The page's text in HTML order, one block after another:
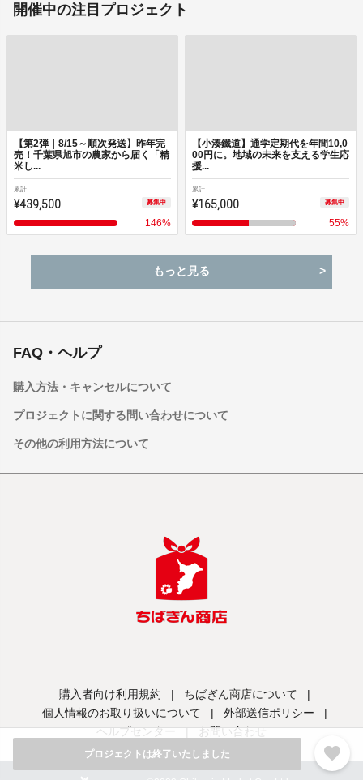
プロジェクトは終了いたしました favorite
開催中の注目プロジェクト
【第2弾｜8/15～順次発送】昨年完
売！千葉県旭市の農家から届く「精
米し...
累計
¥439,500 募集中
146%
【小湊鐵道】通学定期代を年間10,0
00円に。地域の未来を支える学生応
援...
累計
¥165,000 募集中
55%
もっと見る
FAQ・ヘルプ
購入方法・キャンセルについて
プロジェクトに関する問い合わせについて
その他の利用方法について
購入者向け利用規約 | ちばぎん商店について
|
個人情報のお取り扱いについて
| 外部送信ポリシー
|
ヘルプセンター | お問い合わせ